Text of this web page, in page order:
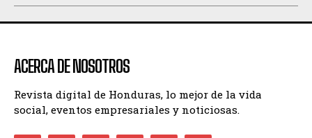
ACERCA DE NOSOTROS
Revista digital de Honduras, lo mejor de la vida
social, eventos empresariales y noticiosas.